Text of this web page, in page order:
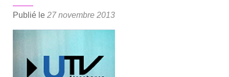
Publié le 27 novembre 2013